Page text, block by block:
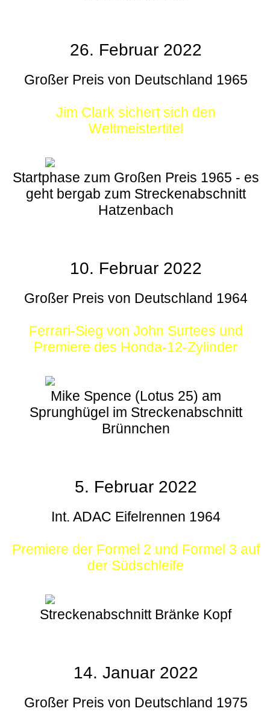
26. Februar 2022
Großer Preis von Deutschland 1965
Jim Clark sichert sich den
Weltmeistertitel
Startphase zum Großen Preis 1965 - es
geht bergab zum Streckenabschnitt
Hatzenbach
10. Februar 2022
Großer Preis von Deutschland 1964
Ferrari-Sieg von John Surtees und
Premiere des Honda-12-Zylinder
Mike Spence (Lotus 25) am
Sprunghügel im Streckenabschnitt
Brünnchen
5. Februar 2022
Int. ADAC Eifelrennen 1964
Premiere der Formel 2 und Formel 3 auf
der Südschleife
Streckenabschnitt Bränke Kopf
14. Januar 2022
Großer Preis von Deutschland 1975